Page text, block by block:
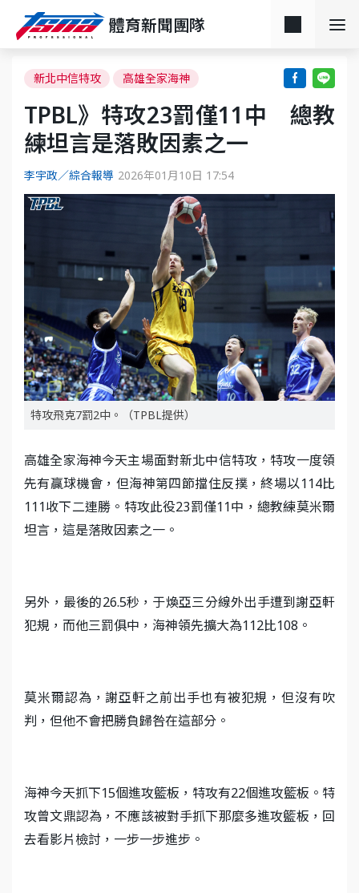
體育新聞團隊
新北中信特攻 高雄全家海神
TPBL》特攻23罰僅11中 總教
練坦言是落敗因素之一
李宇政／綜合報導 2026年01月10日 17:54
特攻飛克7罰2中。（TPBL提供）
高雄全家海神今天主場面對新北中信特攻，特攻一度領
先有贏球機會，但海神第四節擋住反撲，終場以114比
111收下二連勝。特攻此役23罰僅11中，總教練莫米爾
坦言，這是落敗因素之一。
另外，最後的26.5秒，于煥亞三分線外出手遭到謝亞軒
犯規，而他三罰俱中，海神領先擴大為112比108。
莫米爾認為，謝亞軒之前出手也有被犯規，但沒有吹
判，但他不會把勝負歸咎在這部分。
海神今天抓下15個進攻籃板，特攻有22個進攻籃板。特
攻曾文鼎認為，不應該被對手抓下那麼多進攻籃板，回
去看影片檢討，一步一步進步。